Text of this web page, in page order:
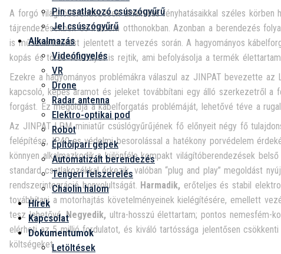
Pin csatlakozó csúszógyűrű
Jel csúszógyűrű
Alkalmazás
Videófigyelés
VR
Drone
Radar antenna
Elektro-optikai pod
Robot
Építőipari gépek
Automatizált berendezés
Tengeri felszerelés
Chaolin halom
Hírek
Kapcsolat
Dokumentumok
Letöltések
A forgó világítóberendezések dinamikus fényhatásaikkal széles körben
tájrendezésekben és modern otthonokban. Azonban a berendezés
is műszaki kihívást jelentett a tervezés során. A hagyományos
kopás és törés veszélyét is rejtik, ami befolyásolja a termék
Ezekre a hagyományos problémákra válaszul az JINPAT bevezette
kapcsoló, képes áramot és jeleket továbbítani egy álló szerkezetről a
forgást. Ez megoldja a kábelforgatás problémáját, lehetővé téve a
Az JINPAT LPM miniatűr csúslógyűrűjének fő előnyeit négy fő
felépítése, IP40-es védelmi besorolással a hatékony porvédelem
könnyen alkalmazkodik a különféle kompakt világítóberendezések
standard csatlakozókkal érkezik, valóban “plug and play” megoldást
rendszerintegráció bonyolultságát. Harmadik, erőteljes és stabil
továbbítani a motorhajtás követelményeinek kielégítésére, emellett
tesz lehetővé.Negyedik, ultra-hosszú élettartam; pontos nemesfém-
elérheti az 5 millió fordulatot, és kiváló tartóssága jelentősen
költségeket.